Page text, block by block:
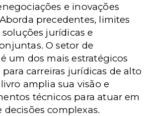
e inovações
precedentes, limites
jurídicas e
O setor de
um dos mais estratégicos
para carreiras jurídicas de alto
amplia sua visão e
técnicos para atuar em
decisões complexas.